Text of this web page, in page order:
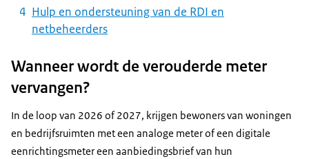
Hulp en ondersteuning van de RDI en
netbeheerders
Wanneer wordt de verouderde meter
vervangen?
In de loop van 2026 of 2027, krijgen bewoners van woningen
en bedrijfsruimten met een analoge meter of een digitale
eenrichtingsmeter een aanbiedingsbrief van hun